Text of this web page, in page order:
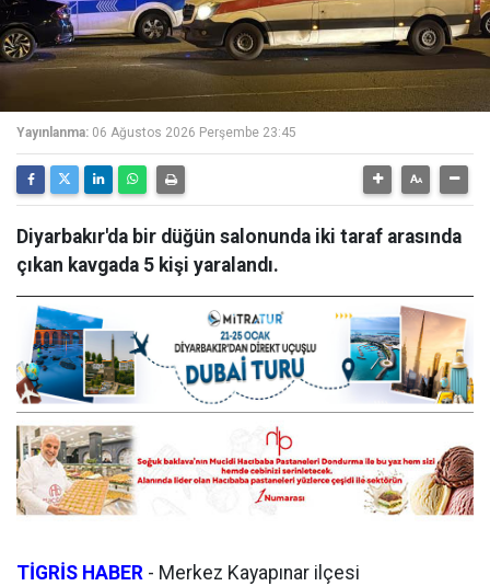
Yayınlanma: 06 Ağustos 2026 Perşembe 23:45
Diyarbakır'da bir düğün salonunda iki taraf arasında
çıkan kavgada 5 kişi yaralandı.
TİGRİS HABER - Merkez Kayapınar ilçesi